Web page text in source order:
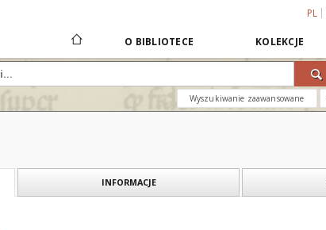
PL
O BIBLIOTECE KOLEKCJE
Wyszukiwanie zaawansowane
INFORMACJE